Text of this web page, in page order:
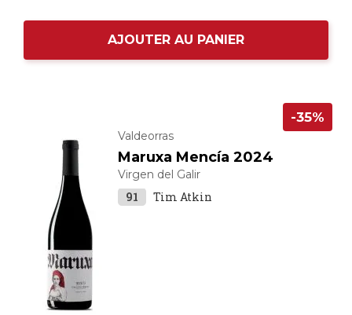
AJOUTER AU PANIER
Valdeorras
Maruxa Mencía 2024
Virgen del Galir
91 Tim Atkin
-35%